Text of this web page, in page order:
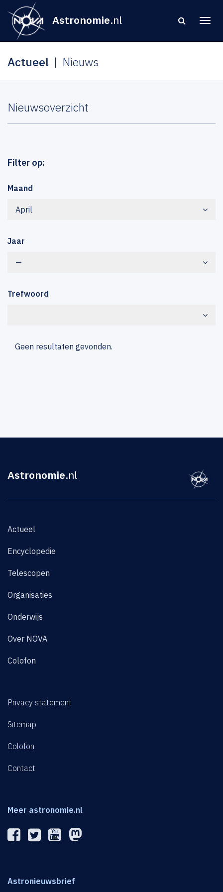
Astronomie.nl
Actueel Nieuws
Nieuwsoverzicht
Filter op:
Maand
April
Jaar
—
Trefwoord
Geen resultaten gevonden.
Astronomie.nl
Actueel
Encyclopedie
Telescopen
Organisaties
Onderwijs
Over NOVA
Colofon
Privacy statement
Sitemap
Colofon
Contact
Meer astronomie.nl
Astronieuwsbrief